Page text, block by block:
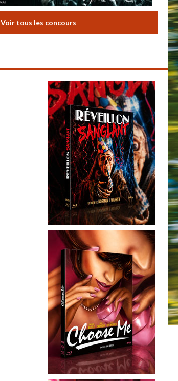
Voir tous les concours